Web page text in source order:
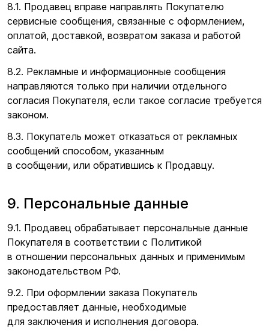
8.1. Продавец вправе направлять Покупателю
сервисные сообщения, связанные с оформлением,
оплатой, доставкой, возвратом заказа и работой
сайта.
8.2. Рекламные и информационные сообщения
направляются только при наличии отдельного
согласия Покупателя, если такое согласие требуется
законом.
8.3. Покупатель может отказаться от рекламных
сообщений способом, указанным
в сообщении, или обратившись к Продавцу.
9. Персональные данные
9.1. Продавец обрабатывает персональные данные
Покупателя в соответствии с Политикой
в отношении персональных данных и применимым
законодательством РФ.
9.2. При оформлении заказа Покупатель
предоставляет данные, необходимые
для заключения и исполнения договора.